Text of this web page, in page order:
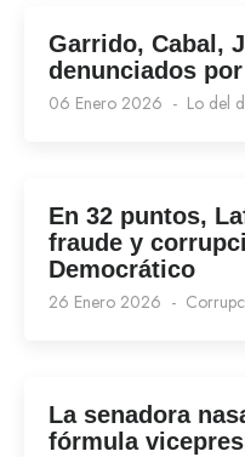
Garrido, Cabal,
denunciados
06 Enero 2026 Lo del
En 32 puntos,
fraude y
Democrático
26 Enero 2026
La senadora
fórmula